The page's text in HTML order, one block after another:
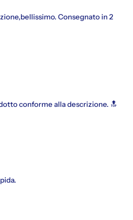
Consegnato in 2
conforme alla descrizione. 🔝